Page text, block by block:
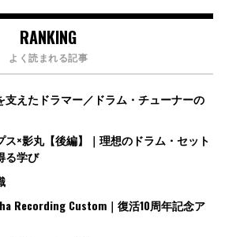
RANKING
よく読まれる記事
支えたドラマー／ドラム・チューナーの
×影丸【後編】｜理想のドラム・セット
る学び
Recording Custom｜復活10周年記念ア